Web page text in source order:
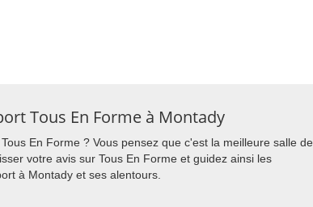
Tous En Forme à Montady
En Forme ? Vous pensez que c'est la meilleure salle de
votre avis sur Tous En Forme et guidez ainsi les
à Montady et ses alentours.